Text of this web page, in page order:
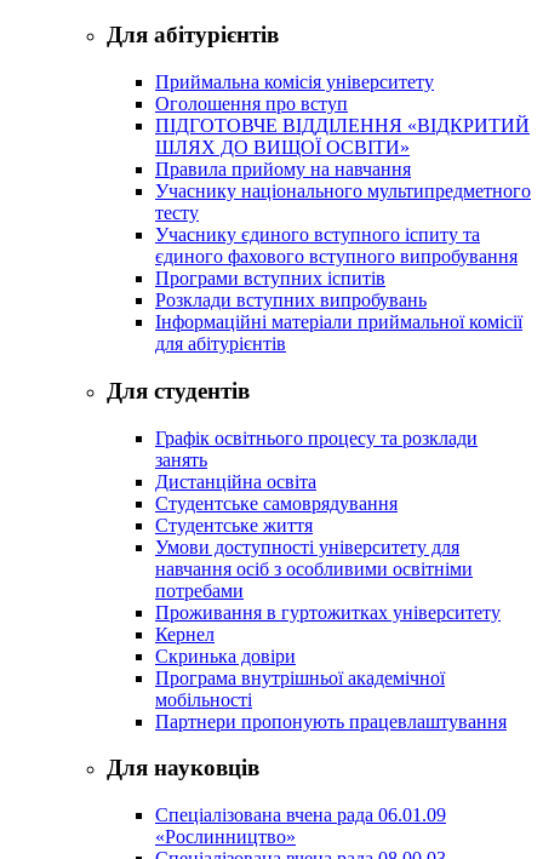
Для абітурієнтів
Приймальна комісія університету
Оголошення про вступ
ПІДГОТОВЧЕ ВІДДІЛЕННЯ «ВІДКРИТИЙ
ШЛЯХ ДО ВИЩОЇ ОСВІТИ»
Правила прийому на навчання
Учаснику національного мультипредметного
тесту
Учаснику єдиного вступного іспиту та
єдиного фахового вступного випробування
Програми вступних іспитів
Розклади вступних випробувань
Інформаційні матеріали приймальної комісії
для абітурієнтів
Для студентів
Графік освітнього процесу та розклади
занять
Дистанційна освіта
Студентське самоврядування
Студентське життя
Умови доступності університету для
навчання осіб з особливими освітніми
потребами
Проживання в гуртожитках університету
Кернел
Скринька довіри
Програма внутрішньої академічної
мобільності
Партнери пропонують працевлаштування
Для науковців
Спеціалізована вчена рада 06.01.09
«Рослинництво»